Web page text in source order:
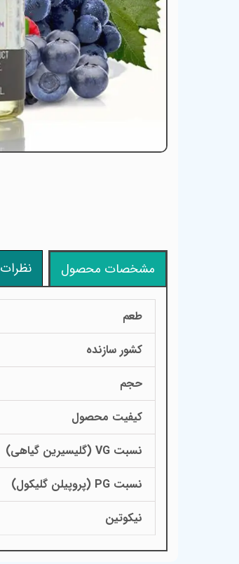
مشخصات محصول نظرات
طعم
کشور سازنده
حجم
کیفیت محصول
نسبت VG (گلیسیرین گیاهی)
نسبت PG (پروپیلن گلیکول)
نیکوتین